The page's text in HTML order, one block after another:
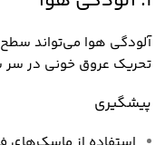
آلودگی هوا می‌تواند
تحریک عروق خونی در
پیشگیری